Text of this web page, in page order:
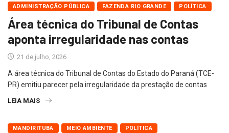
ADMINISTRAÇÃO PÚBLICA FAZENDA RIO GRANDE POLÍTICA
Área técnica do Tribunal de Contas
aponta irregularidade nas contas
21 de julho, 2026
A área técnica do Tribunal de Contas do Estado do Paraná (TCE-
PR) emitiu parecer pela irregularidade da prestação de contas
LEIA MAIS
MANDIRITUBA MEIO AMBIENTE POLÍTICA